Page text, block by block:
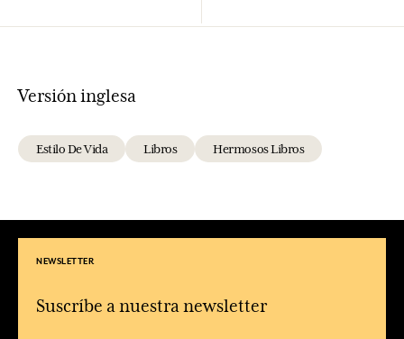
Versión inglesa
Estilo De Vida Libros Hermosos Libros
NEWSLETTER
Suscríbe a nuestra newsletter